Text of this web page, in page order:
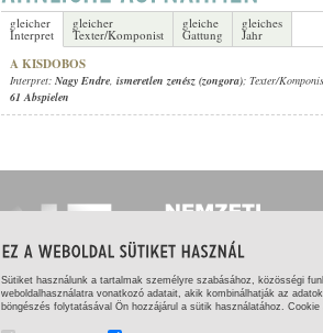
gleicher
Interpret
gleicher
Texter/Komponist
gleiche
Gattung
gleiches
Jahr
A KISDOBOS
Interpret: Nagy Endre, ismeretlen zenész (zongora); Texter/
61 Abspielen
Sütiket használunk a tartalmak személyre szabásához, közösségi
weboldalhasználatra vonatkozó adatait, akik kombinálhatják az
böngészés folytatásával Ön hozzájárul a sütik használatához.